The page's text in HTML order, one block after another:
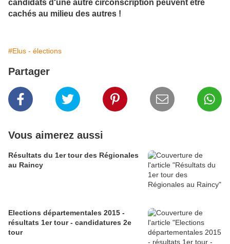
candidats d'une autre circonscription peuvent être
cachés au milieu des autres !
#Elus - élections
Partager
Vous aimerez aussi
Résultats du 1er tour des Régionales
au Raincy
Elections départementales 2015 -
résultats 1er tour - candidatures 2e
tour